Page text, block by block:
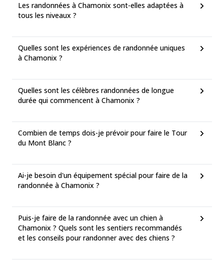
Les randonnées à Chamonix sont-elles adaptées à
tous les niveaux ?
Quelles sont les expériences de randonnée uniques
à Chamonix ?
Quelles sont les célèbres randonnées de longue
durée qui commencent à Chamonix ?
Combien de temps dois-je prévoir pour faire le Tour
du Mont Blanc ?
Ai-je besoin d'un équipement spécial pour faire de la
randonnée à Chamonix ?
Puis-je faire de la randonnée avec un chien à
Chamonix ? Quels sont les sentiers recommandés
et les conseils pour randonner avec des chiens ?